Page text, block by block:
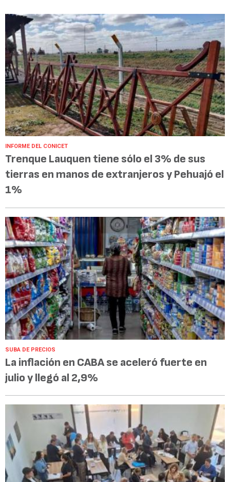
INFORME DEL CONICET
Trenque Lauquen tiene sólo el 3% de sus
tierras en manos de extranjeros y Pehuajó el
1%
SUBA DE PRECIOS
La inflación en CABA se aceleró fuerte en
julio y llegó al 2,9%